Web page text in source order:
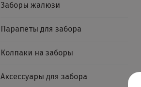
Заборы жалюзи
Парапеты для забора
Колпаки на заборы
Аксессуары для забора